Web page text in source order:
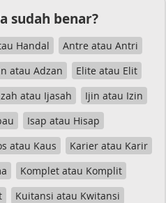
sudah benar?
Handal
Antre atau Antri
atau Adzan
Elite atau Elit
atau Ijasah
Ijin atau Izin
Isap atau Hisap
atau Kaus
Karier atau Karir
Komplet atau Komplit
Kuitansi atau Kwitansi